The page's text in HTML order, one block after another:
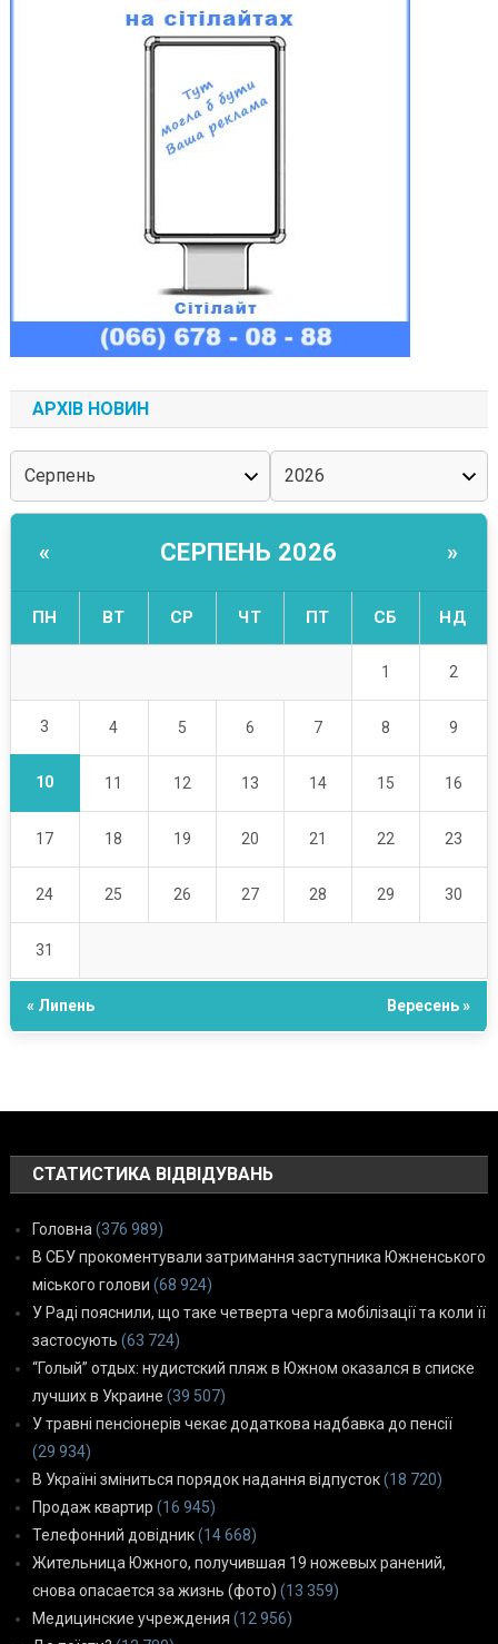
АРХІВ НОВИН
« СЕРПЕНЬ 2026 »
ПН ВТ СР ЧТ ПТ СБ НД
1 2
3 4 5 6 7 8 9
10 11 12 13 14 15 16
17 18 19 20 21 22 23
24 25 26 27 28 29 30
31
« Липень Вересень »
СТАТИСТИКА ВІДВІДУВАНЬ
Головна (376 989)
В СБУ прокоментували затримання заступника Южненського
міського голови (68 924)
У Раді пояснили, що таке четверта черга мобілізації та коли її
застосують (63 724)
“Голый” отдых: нудистский пляж в Южном оказался в списке
лучших в Украине (39 507)
У травні пенсіонерів чекає додаткова надбавка до пенсії
(29 934)
В Україні зміниться порядок надання відпусток(18 720)
Продаж квартир (16 945)
Телефонний довідник(14 668)
Жительница Южного, получившая 19 ножевых ранений,
снова опасается за жизнь (фото) (13 359)
Медицинские учреждения (12 956)